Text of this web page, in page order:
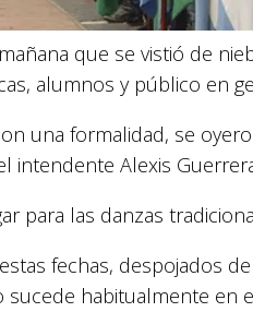
que se vistió de
alumnos y público en
una formalidad, se
intendente Alexis
para las danzas
fechas, despojados
sucede habitualmente en